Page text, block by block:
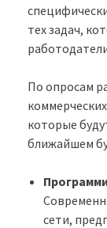
тех задач,
По опросам
которые
ближайшем
сети,